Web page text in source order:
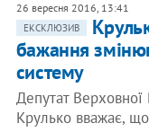
26 вересня 2016, 13:41
ЕКСКЛЮЗИВ
бажання
систему
Депутат Верховної
Крулько вважає,